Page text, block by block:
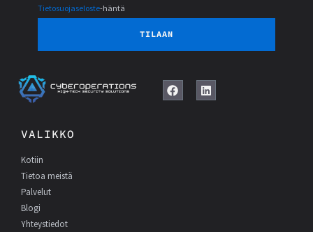
Tietosuojaseloste-häntä
TILAAN
F
L
VALIKKO
Kotiin
Tietoa meistä
Palvelut
Blogi
Yhteystiedot